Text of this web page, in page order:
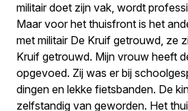
militair doet zijn vak, wordt
Maar voor het thuisfront is het
met militair De Kruif getrouwd, ze
Kruif getrouwd. Mijn vrouw heeft
opgevoed. Zij was er bij
dingen en lekke fietsbanden. De
zelfstandig van geworden. Het